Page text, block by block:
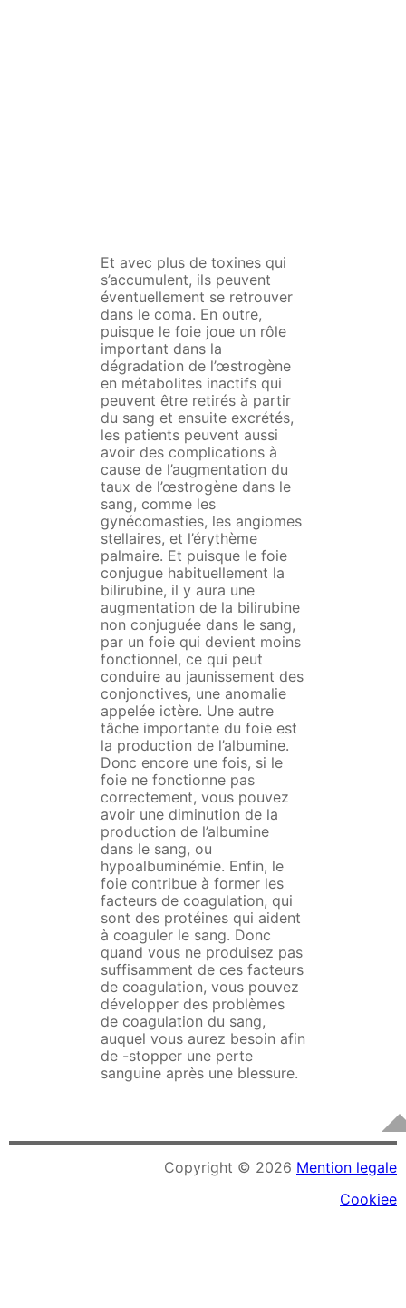
Et avec plus de toxines qui
s’accumulent, ils peuvent
éventuellement se retrouver
dans le coma. En outre,
puisque le foie joue un rôle
important dans la
dégradation de l’œstrogène
en métabolites inactifs qui
peuvent être retirés à partir
du sang et ensuite excrétés,
les patients peuvent aussi
avoir des complications à
cause de l’augmentation du
taux de l’œstrogène dans le
sang, comme les
gynécomasties, les angiomes
stellaires, et l’érythème
palmaire. Et puisque le foie
conjugue habituellement la
bilirubine, il y aura une
augmentation de la bilirubine
non conjuguée dans le sang,
par un foie qui devient moins
fonctionnel, ce qui peut
conduire au jaunissement des
conjonctives, une anomalie
appelée ictère. Une autre
tâche importante du foie est
la production de l’albumine.
Donc encore une fois, si le
foie ne fonctionne pas
correctement, vous pouvez
avoir une diminution de la
production de l’albumine
dans le sang, ou
hypoalbuminémie. Enfin, le
foie contribue à former les
facteurs de coagulation, qui
sont des protéines qui aident
à coaguler le sang. Donc
quand vous ne produisez pas
suffisamment de ces facteurs
de coagulation, vous pouvez
développer des problèmes
de coagulation du sang,
auquel vous aurez besoin afin
de -stopper une perte
sanguine après une blessure.
Copyright © 2026 Mention legale
Cookiee